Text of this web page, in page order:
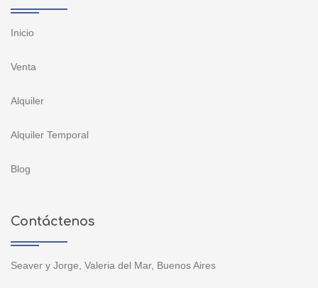
Inicio
Venta
Alquiler
Alquiler Temporal
Blog
Contáctenos
Seaver y Jorge, Valeria del Mar, Buenos Aires